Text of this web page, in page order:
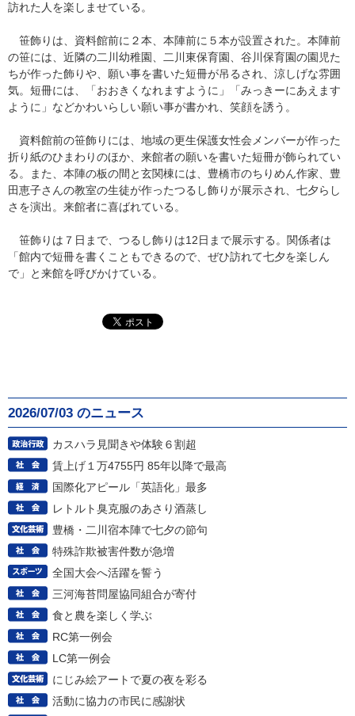
訪れた人を楽しませている。
笹飾りは、資料館前に２本、本陣前に５本が設置された。本陣前
の笹には、近隣の二川幼稚園、二川東保育園、谷川保育園の園児た
ちが作った飾りや、願い事を書いた短冊が吊るされ、涼しげな雰囲
気。短冊には、「おおきくなれますように」「みっきーにあえます
ように」などかわいらしい願い事が書かれ、笑顔を誘う。
資料館前の笹飾りには、地域の更生保護女性会メンバーが作った
折り紙のひまわりのほか、来館者の願いを書いた短冊が飾られてい
る。また、本陣の板の間と玄関棟には、豊橋市のちりめん作家、豊
田恵子さんの教室の生徒が作ったつるし飾りが展示され、七夕らし
さを演出。来館者に喜ばれている。
笹飾りは７日まで、つるし飾りは12日まで展示する。関係者は
「館内で短冊を書くこともできるので、ぜひ訪れて七夕を楽しん
で」と来館を呼びかけている。
2026/07/03 のニュース
カスハラ見聞きや体験６割超
賃上げ１万4755円 85年以降で最高
国際化アピール「英語化」最多
レトルト臭克服のあさり酒蒸し
豊橋・二川宿本陣で七夕の節句
特殊詐欺被害件数が急増
全国大会へ活躍を誓う
三河海苔問屋協同組合が寄付
食と農を楽しく学ぶ
RC第一例会
LC第一例会
にじみ絵アートで夏の夜を彩る
活動に協力の市民に感謝状